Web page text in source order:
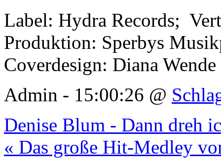
Label: Hydra Records;
Produktion: Sperbys
Coverdesign: Diana Wende
Admin - 15:00:26 @
Denise Blum - Dann dreh
« Das große Hit-Medley